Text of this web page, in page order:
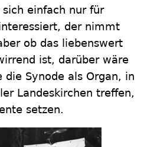
sich einfach nur für
der nimmt
ob das liebenswert
ist, darüber wäre
die Synode als Organ, in
Landeskirchen treffen,
setzen.